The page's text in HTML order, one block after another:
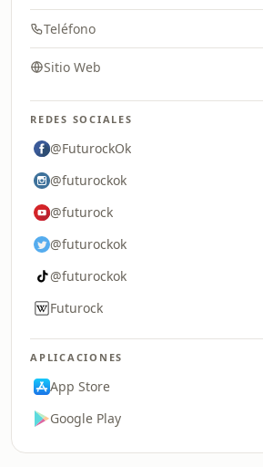
Teléfono
Sitio Web
REDES SOCIALES
@FuturockOk
@futurockok
@futurock
@futurockok
@futurockok
Futurock
APLICACIONES
App Store
Google Play